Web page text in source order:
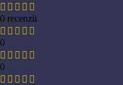
0 recenzii
0
0